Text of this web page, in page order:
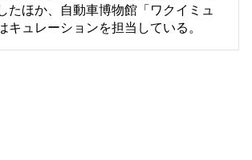
たほか、自動車博物館「ワクイミュ
キュレーションを担当している。